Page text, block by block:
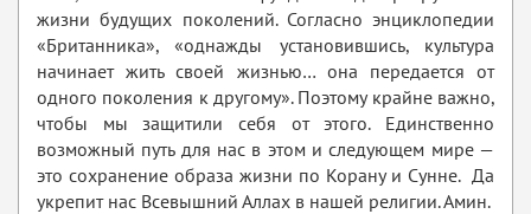
жизни будущих поколений. Согласно энциклопедии
«Британника», «однажды установившись, культура
начинает жить своей жизнью… она передается от
одного поколения к другому». Поэтому крайне важно,
чтобы мы защитили себя от этого. Единственно
возможный путь для нас в этом и следующем мире —
это сохранение образа жизни по Корану и Сунне. Да
укрепит нас Всевышний Аллах в нашей религии. Амин.